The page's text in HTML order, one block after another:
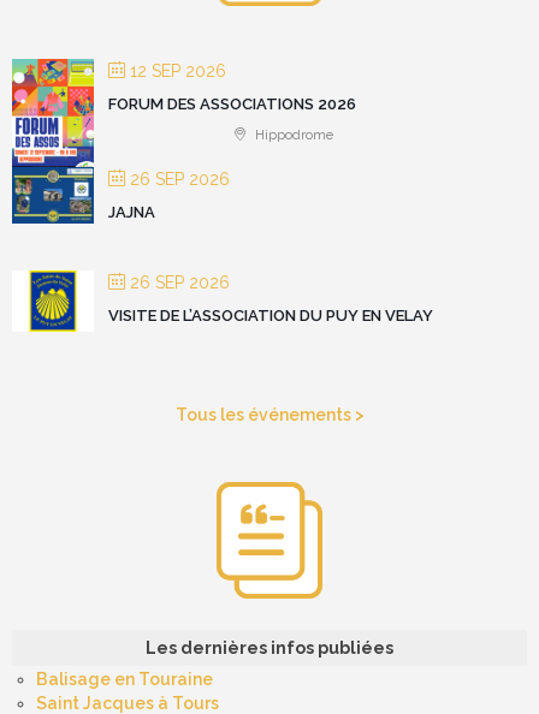
12 SEP 2026
FORUM DES ASSOCIATIONS 2026
Hippodrome
26 SEP 2026
JAJNA
26 SEP 2026
VISITE DE L’ASSOCIATION DU PUY EN VELAY
Tous les événements >
Les dernières infos publiées
Balisage en Touraine
Saint Jacques à Tours